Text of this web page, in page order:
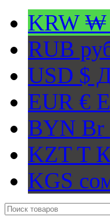
KRW ₩
RUB
USD $
EUR €
BYN Br
KZT T
KGS